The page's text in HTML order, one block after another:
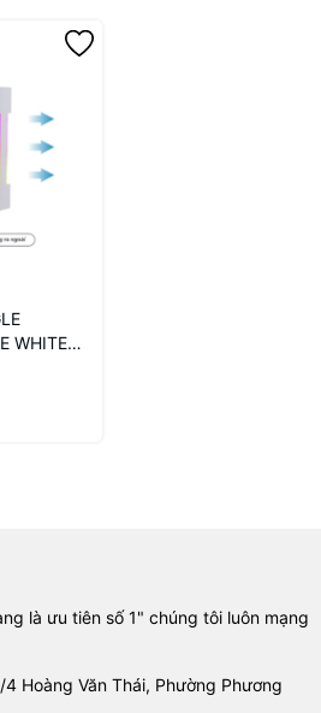
WHITE
là ưu tiên số 1" chúng tôi luôn mạng
Hoàng Văn Thái, Phường Phương